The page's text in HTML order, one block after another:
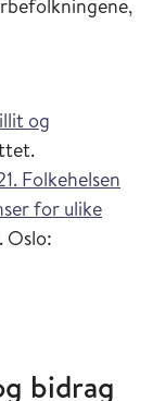
og
Folkehelsen
for ulike
Oslo:
bidrag